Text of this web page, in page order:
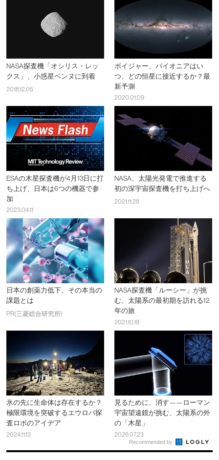
NASA探査機「オシリス・レッ
クス」、小惑星ベンヌに到着
2018.12.05
ボイジャー、パイオニアはい
つ、どの恒星に接近するか？最
新予測
2020.01.09
ESAの木星探査機が4月13日に打
ち上げ、日本は6つの機器で参
加
2023.04.11
NASA、太陽光発電で推進する
初の深宇宙探査機を打ち上げへ
2021.11.28
日本の創薬力低下、その本当の
課題とは
PR(三菱総合研究所)
NASA探査機「ルーシー」が挑
む、太陽系の最初期を訪れる12
年の旅
2021.10.18
氷の先に生命体は存在するか？
極限環境を突破するエウロパ探
査ロボのアイデア
2024.11.13
見るために、消す——ローマン
宇宙望遠鏡が挑む、太陽系の外
の「木星」
2026.07.23
Recommended by